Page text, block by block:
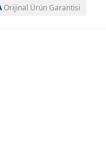
Orijinal Ürün Garantisi